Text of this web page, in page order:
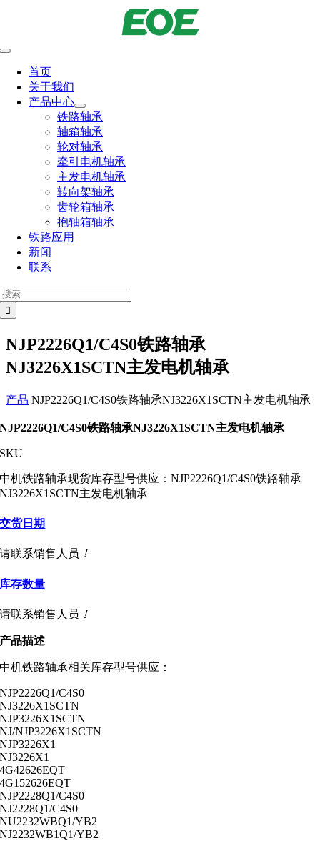
容
切
首页
关于我们
产品中心
铁路轴承
轴箱轴承
轮对轴承
牵引电机轴承
主发电机轴承
转向架轴承
齿轮箱轴承
抱轴箱轴承
铁路应用
新闻
联系
：
NJP2226Q1/C4S0铁路轴承
NJ3226X1SCTN主发电机轴承
产品 NJP2226Q1/C4S0铁路轴承NJ3226X1SCTN主发电机轴承
NJP2226Q1/C4S0铁路轴承NJ3226X1SCTN主发电机轴承
SKU
中机铁路轴承现货库存型号供应：NJP2226Q1/C4S0铁路轴承
NJ3226X1SCTN主发电机轴承
交货日期
请联系销售人员 ！
库存数量
请联系销售人员 ！
产品描述
中机铁路轴承相关库存型号供应：
NJP2226Q1/C4S0
NJ3226X1SCTN
NJP3226X1SCTN
NJ/NJP3226X1SCTN
NJP3226X1
NJ3226X1
4G42626EQT
4G152626EQT
NJP2228Q1/C4S0
NJ2228Q1/C4S0
NU2232WBQ1/YB2
NJ2232WB1Q1/YB2